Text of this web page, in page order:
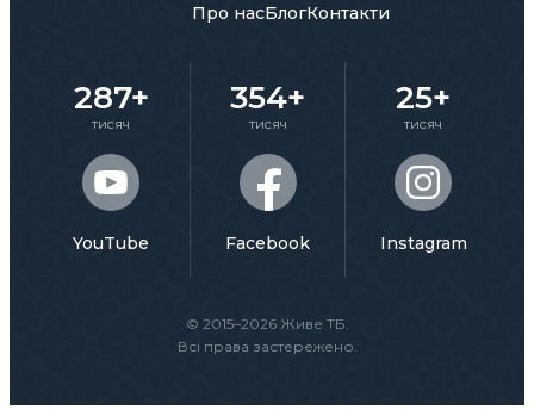
© 2015–2026 Живе ТБ.
Всі права застережено.
Про насБлогКонтакти
287+
тисяч
YouTube
354+
тисяч
Facebook
25+
тисяч
Instagram